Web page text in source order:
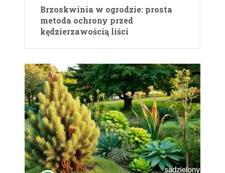
Brzoskwinia w ogrodzie: prosta
metoda ochrony przed
kędzierzawością liści